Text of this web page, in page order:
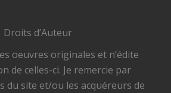
Droits d’Auteur
oeuvres originales et n’édite
de celles-ci. Je remercie par
du site et/ou les acquéreurs de